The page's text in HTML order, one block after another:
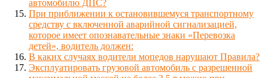
автомобилю ДПС?
При приближении к остановившемуся транспортному
средству с включенной аварийной сигнализацией,
которое имеет опознавательные знаки «Перевозка
детей», водитель должен:
В каких случаях водители мопедов нарушают Правила?
Эксплуатировать грузовой автомобиль с разрешенной